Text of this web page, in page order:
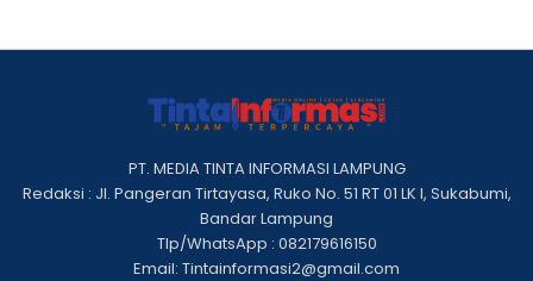
PT. MEDIA TINTA INFORMASI LAMPUNG
Redaksi : Jl. Pangeran Tirtayasa, Ruko No. 51 RT 01 LK I, Sukabumi,
Bandar Lampung
Tlp/WhatsApp : 082179616150
Email: Tintainformasi2@gmail.com